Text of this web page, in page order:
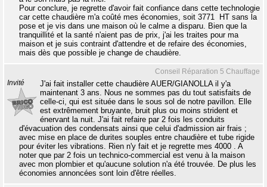
Pour conclure, je regrette d'avoir fait confiance dans cette technologie
car cette chaudière m'a coûté mes économies, soit 3771  HT sans la
pose et je vis dans une maison où le calme a disparu. Bien que la
tranquillité et la santé n'aient pas de prix, j'ai les traites pour ma
maison et je suis contraint d'attendre et de refaire des économies,
mais dès que possible je change de chaudière.
Conseil Réparation 5 Chauffage
Invité
J'ai fait installer cette chaudière AUER/GIANOLLA il y'a
maintenant 3 ans. Nous ne sommes pas du tout satisfaits de
celle-ci, qui est située dans le sous sol de notre pavillon. Elle
est extrêmement bruyante, bruit plus ou moins strident et
énervant la nuit. J'ai fait refaire par 2 fois les conduits
d'évacuation des condensats ainsi que celui d'admission air frais ;
avec mise en place de durites souples entre chaudière et tube rigide
pour éviter les vibrations. Rien n'y fait et je regrette mes 4000 . A
noter que par 2 fois un technico-commercial est venu à la maison
avec mon plombier et qu'aucune solution n'a été trouvée. De plus les
économies annoncées sont loin d'être réelles.